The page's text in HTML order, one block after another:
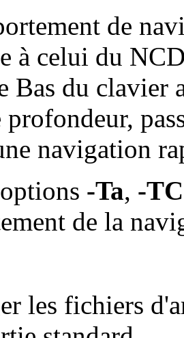
de
à celui du
Bas du clavier
profondeur,
navigation
-Ta, -TC
de la
les fichiers